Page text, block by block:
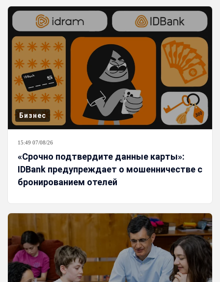
Бизнес
15:49 07/08/26
«Срочно подтвердите данные карты»:
IDBank предупреждает о мошенничестве с
бронированием отелей